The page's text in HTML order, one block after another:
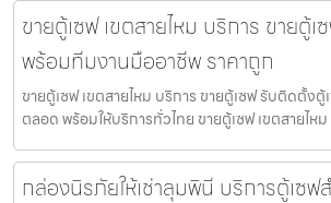
ขายตู้เซฟ เขตสายไหม บริการ ขายตู้
พร้อมทีมงานมืออาชีพ ราคาถูก
ขายตู้เซฟ เขตสายไหม บริการ ขายตู้เซฟ รับติดตั้ง
ตลอด พร้อมให้บริการทั่วไทย ขายตู้เซฟ เขตสายไหม
กล่องนิรภัยให้เช่าลุมพินี บริการตู้เซฟ